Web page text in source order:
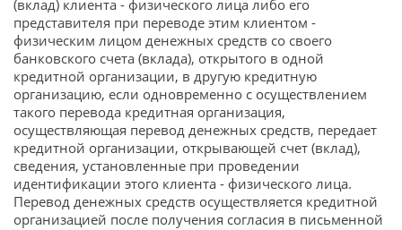
(вклад) клиента - физического лица либо его
представителя при переводе этим клиентом -
физическим лицом денежных средств со своего
банковского счета (вклада), открытого в одной
кредитной организации, в другую кредитную
организацию, если одновременно с осуществлением
такого перевода кредитная организация,
осуществляющая перевод денежных средств, передает
кредитной организации, открывающей счет (вклад),
сведения, установленные при проведении
идентификации этого клиента - физического лица.
Перевод денежных средств осуществляется кредитной
организацией после получения согласия в письменной